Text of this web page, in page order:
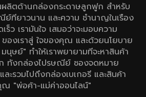
ลิตด้านกล่องกระดาษลูกฟูก สําหรับ
ทียาวนาน และความ ชํานาญในเรือง
ร็ว เรามันใจ เสมอว่าจะมอบความ
ของเราสู่ ใจของคุณ และด้วยนโยบาย
นุษย์" ทําให้เราพยายามทีจะหาสินค้า
ก ทังกล่องไปรษณีย์ ซองจดหมาย
รวมไปถึงกล่องเบเกอรี และสินค้า
"พ่อค้า-แม่ค่าออนไลน์"